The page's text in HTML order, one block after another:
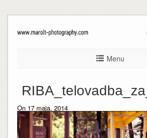
Menu
On 17 maja, 2014